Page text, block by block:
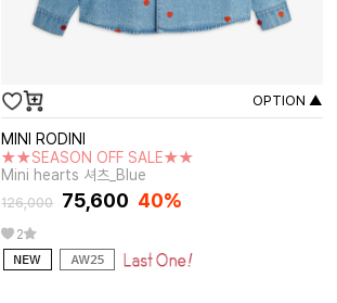
OPTION ▲
MINI RODINI
★★SEASON OFF SALE★★
Mini hearts 셔츠_Blue
126,000 75,600 40%
2